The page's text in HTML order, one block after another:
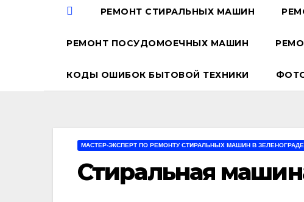
РЕМОНТ СТИРАЛЬНЫХ МАШИН
РЕМОНТ ПОСУДОМОЕЧНЫХ МАШИН
КОДЫ ОШИБОК БЫТОВОЙ ТЕХНИКИ
МАСТЕР-ЭКСПЕРТ ПО РЕМОНТУ СТИРАЛЬНЫХ МАШИН В ЗЕЛЕНОГРАДЕ
Стиральная